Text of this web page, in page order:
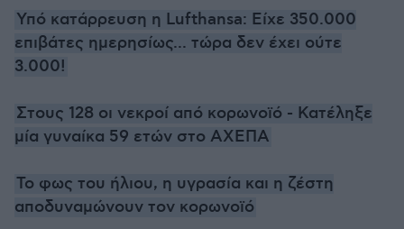
Υπό κατάρρευση η Lufthansa: Είχε 350.000
επιβάτες ημερησίως... τώρα δεν έχει ούτε
3.000!
Στους 128 οι νεκροί από κορωνοϊό - Κατέληξε
μία γυναίκα 59 ετών στο ΑΧΕΠΑ
Το φως του ήλιου, η υγρασία και η ζέστη
αποδυναμώνουν τον κορωνοϊό